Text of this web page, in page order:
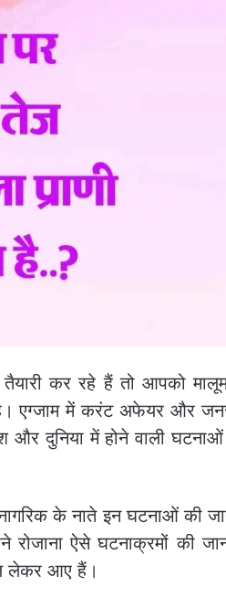
कर रहे हैं तो आपको
एग्जाम में करंट अफेयर और
और दुनिया में होने वाली
के नाते इन घटनाओं की
ऐसे घटनाक्रमों की
लेकर आए हैं।